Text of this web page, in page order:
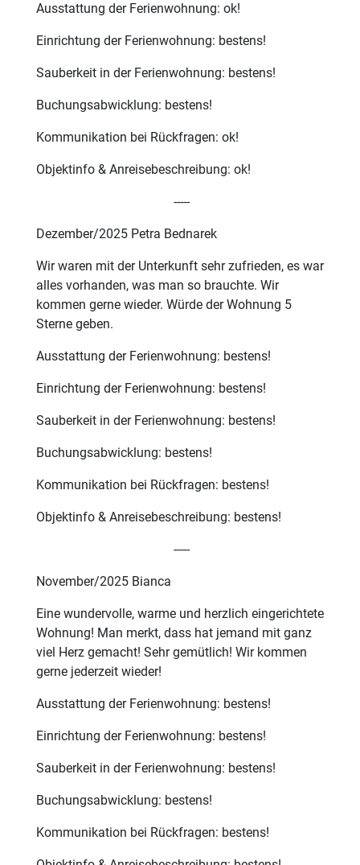
Ausstattung der Ferienwohnung: ok!
Einrichtung der Ferienwohnung: bestens!
Sauberkeit in der Ferienwohnung: bestens!
Buchungsabwicklung: bestens!
Kommunikation bei Rückfragen: ok!
Objektinfo & Anreisebeschreibung: ok!
-----
Dezember/2025 Petra Bednarek
Wir waren mit der Unterkunft sehr zufrieden, es war
alles vorhanden, was man so brauchte. Wir
kommen gerne wieder. Würde der Wohnung 5
Sterne geben.
Ausstattung der Ferienwohnung: bestens!
Einrichtung der Ferienwohnung: bestens!
Sauberkeit in der Ferienwohnung: bestens!
Buchungsabwicklung: bestens!
Kommunikation bei Rückfragen: bestens!
Objektinfo & Anreisebeschreibung: bestens!
-----
November/2025 Bianca
Eine wundervolle, warme und herzlich eingerichtete
Wohnung! Man merkt, dass hat jemand mit ganz
viel Herz gemacht! Sehr gemütlich! Wir kommen
gerne jederzeit wieder!
Ausstattung der Ferienwohnung: bestens!
Einrichtung der Ferienwohnung: bestens!
Sauberkeit in der Ferienwohnung: bestens!
Buchungsabwicklung: bestens!
Kommunikation bei Rückfragen: bestens!